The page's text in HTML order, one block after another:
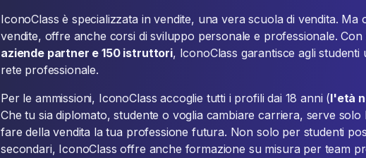
IconoClass è specializzata in vendite, una vera scuola di vendita. Ma
vendite, offre anche corsi di sviluppo personale e professionale. Con
aziende partner e 150 istruttori, IconoClass garantisce agli studenti
rete professionale.
Per le ammissioni, IconoClass accoglie tutti i profili dai 18 anni (l'età
Che tu sia diplomato, studente o voglia cambiare carriera, serve solo
fare della vendita la tua professione futura. Non solo per studenti
secondari, IconoClass offre anche formazione su misura per team